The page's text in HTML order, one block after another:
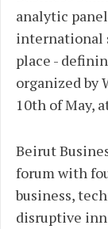
analytic
international
place -
organized by
10th of May,
Beirut
forum with
business,
disruptive